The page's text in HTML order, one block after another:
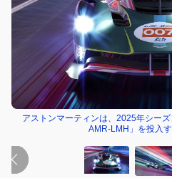
アストンマーティンは、2025年シー
AMR-LMH」を投入す